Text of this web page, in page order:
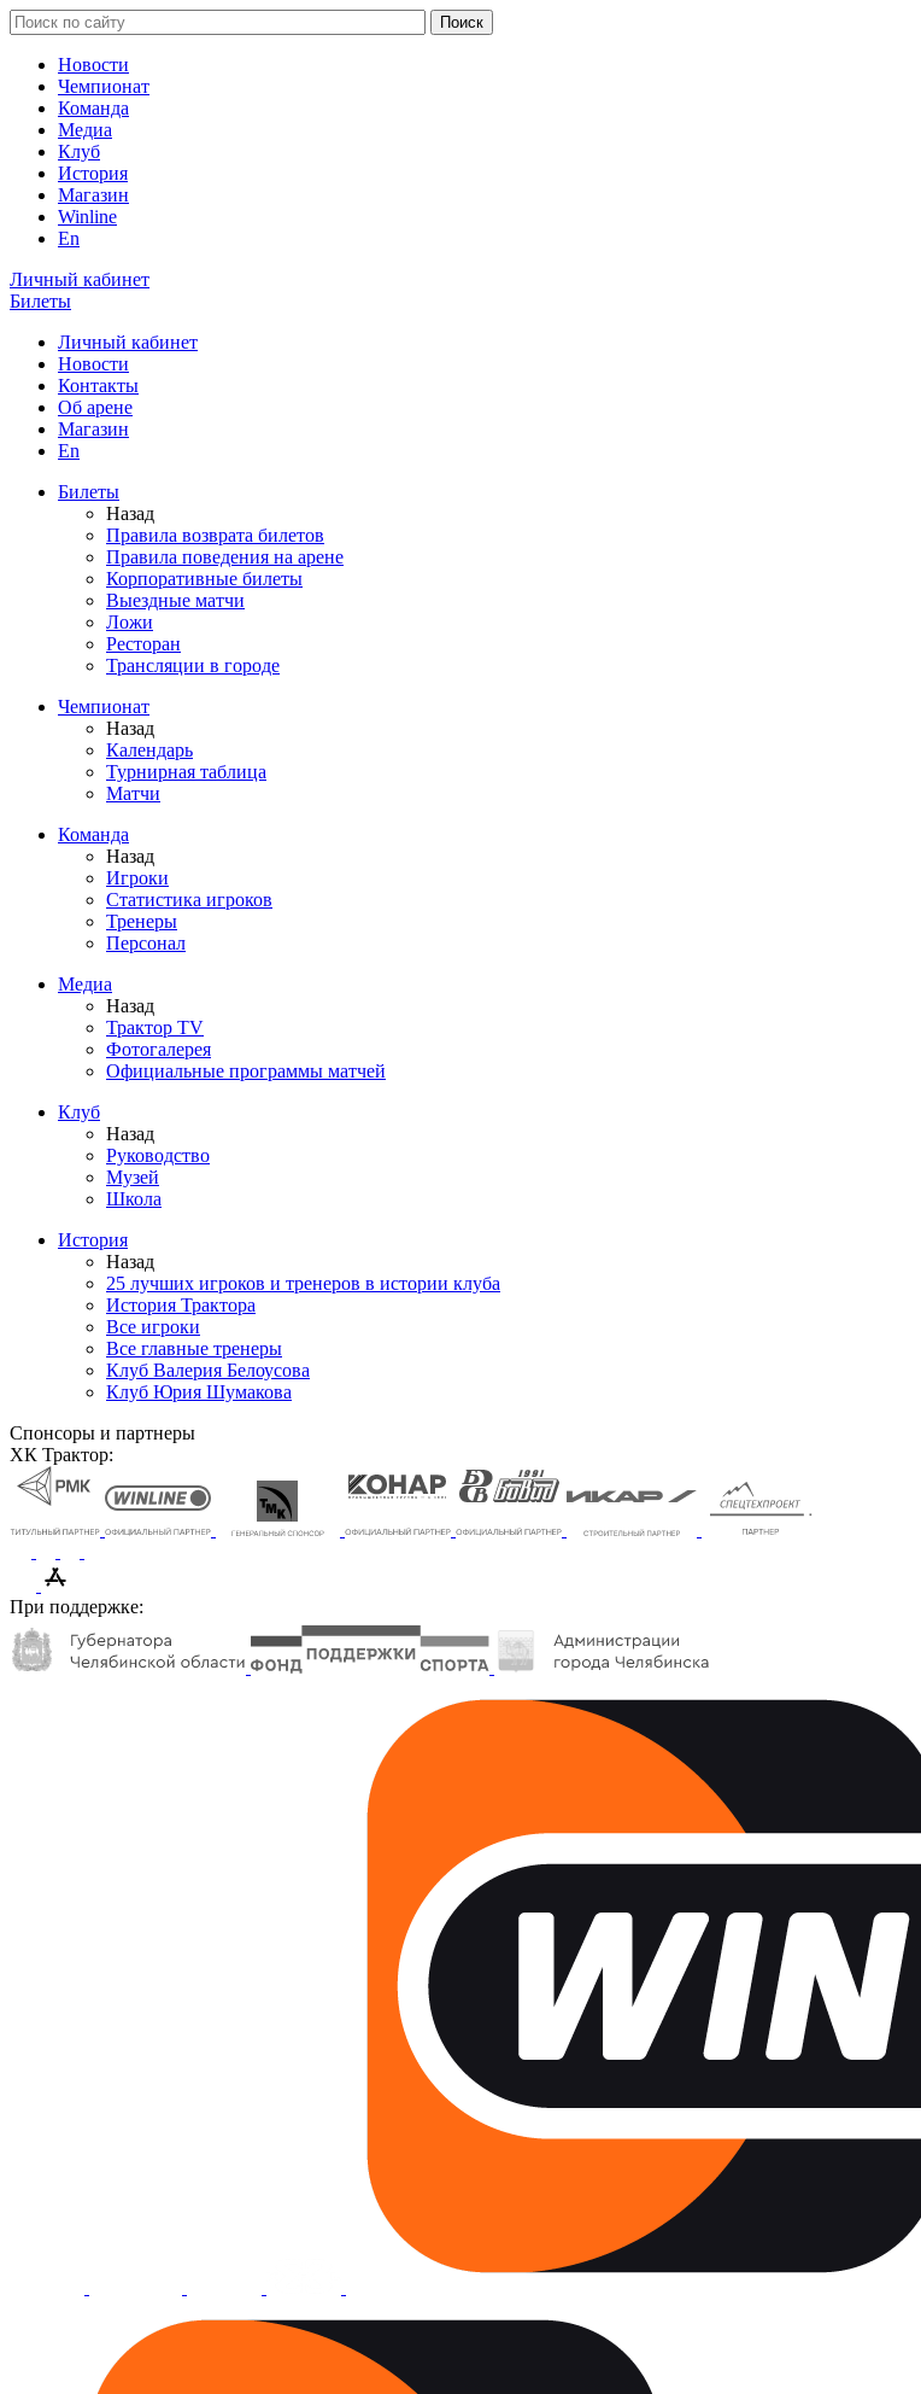
Новости
Чемпионат
Команда
Медиа
Клуб
История
Магазин
Winline
En
Личный кабинет
Билеты
Личный кабинет
Новости
Контакты
Об арене
Магазин
En
Билеты
Назад
Правила возврата билетов
Правила поведения на арене
Корпоративные билеты
Выездные матчи
Ложи
Ресторан
Трансляции в городе
Чемпионат
Назад
Календарь
Турнирная таблица
Матчи
Команда
Назад
Игроки
Статистика игроков
Тренеры
Персонал
Медиа
Назад
Трактор TV
Фотогалерея
Официальные программы матчей
Клуб
Назад
Руководство
Музей
Школа
История
Назад
25 лучших игроков и тренеров в истории клуба
История Трактора
Все игроки
Все главные тренеры
Клуб Валерия Белоусова
Клуб Юрия Шумакова
Спонсоры и партнеры
ХК Трактор:
При поддержке: